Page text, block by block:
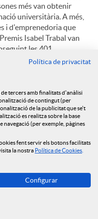
més van obtenir
universitària. A més,
i d'emprenedoria que
Isabel Trabal van
les 401.
Enginyers preveu un
per l'elevada incertesa
als mercats, i
principals bancs
una elevada pressió
i les hipoteques, així
geopolítics.
assumeix el repte
del 10%, continuar
Política de privacitat
tercers amb finalitats d'anàlisi
de contingut (per
de la publicitat que se't
es realitza sobre la base
navegació (per exemple, pàgines
fent servir els botons facilitats
la nostra Política de Cookies
Configurar